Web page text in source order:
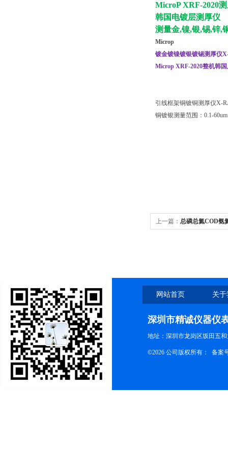
MicroP XRF-2020
韩国电镀层测厚仪
测量金,镍,银,锡,锌,
Microp
镀金镀镍镀银镀锡测厚仪
Microp XRF-2020整机韩
引线框架铜镀铜测厚仪X-
铜镀银测量范围：0.1-60um
上一篇： 总磷总氮COD氨
网站首页 关
深圳市精诚仪器仪
地址：深圳市龙岗区坂田五
©2026 公司版权所有： 备案